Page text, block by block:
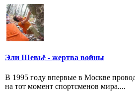
Эли Шевьё - жертва войны
В 1995 году впервые в Москве
на тот момент спортсменов мира....